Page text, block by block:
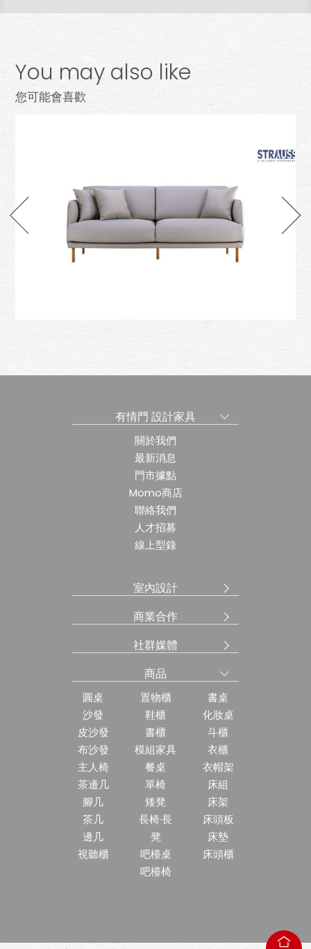
You may also like
您可能會喜歡
有情門 設計家具
關於我們
最新消息
門市據點
Momo商店
聯絡我們
人才招募
線上型錄
室內設計
商業合作
社群媒體
商品
圓桌
沙發
皮沙發
布沙發
主人椅
茶邊几
腳几
茶几
邊几
視聽櫃
置物櫃
鞋櫃
書櫃
模組家具
餐桌
單椅
矮凳
長椅·長
凳
吧檯桌
吧檯椅
書桌
化妝桌
斗櫃
衣櫃
衣帽架
床組
床架
床頭板
床墊
床頭櫃